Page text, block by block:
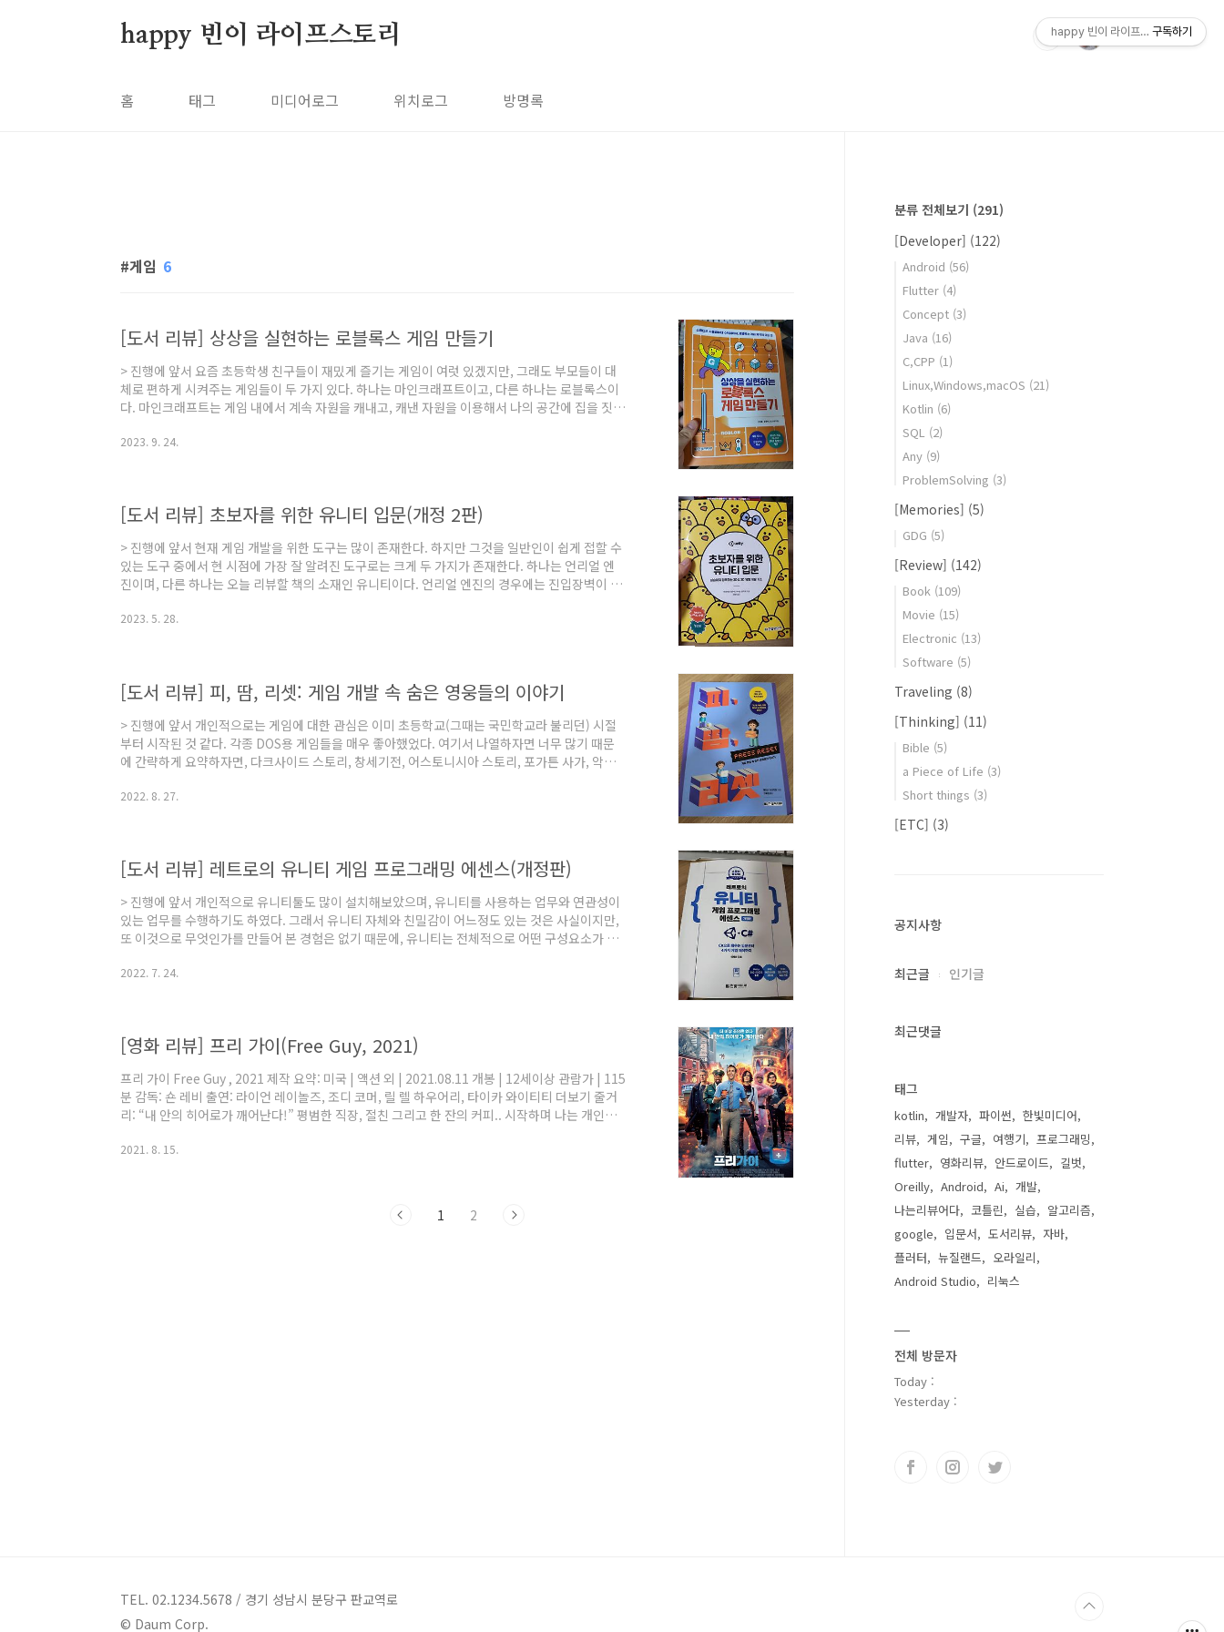
happy 빈이 라이프스토리
홈 태그 미디어로그 위치로그 방명록
게임 6
[도서 리뷰] 상상을 실현하는 로블록스 게임 만들기
> 진행에 앞서 요즘 초등학생 친구들이 재밌게 즐기는 게임이 여럿 있겠지만, 그래도 부모들이 대
체로 편하게 시켜주는 게임들이 두 가지 있다. 하나는 마인크래프트이고, 다른 하나는 로블록스이
다. 마인크래프트는 게임 내에서 계속 자원을 캐내고, 캐낸 자원을 이용해서 나의 공간에 집을 짓고
임 내에서 직접 블록을 쌓는 것이 주된 목적은 아니다. 외부에서 그러한 방식으로 각자의 게임을 만
2023. 9. 24.
[도서 리뷰] 초보자를 위한 유니티 입문(개정 2판)
> 진행에 앞서 현재 게임 개발을 위한 도구는 많이 존재한다. 하지만 그것을 일반인이 쉽게 접할 수
있는 도구 중에서 현 시점에 가장 잘 알려진 도구로는 크게 두 가지가 존재한다. 하나는 언리얼 엔
진이며, 다른 하나는 오늘 리뷰할 책의 소재인 유니티이다. 언리얼 엔진의 경우에는 진입장벽이 높
입장벽이 낮고 작은 스케일의 게임부터 다양하게 활용하기 좋은 도구이다. 그리고 사용하는 언어
2023. 5. 28.
[도서 리뷰] 피, 땀, 리셋: 게임 개발 속 숨은 영웅들의 이야기
> 진행에 앞서 개인적으로는 게임에 대한 관심은 이미 초등학교(그때는 국민학교라 불리던) 시절
부터 시작된 것 같다. 각종 DOS용 게임들을 매우 좋아했었다. 여기서 나열하자면 너무 많기 때문
에 간략하게 요약하자면, 다크사이드 스토리, 창세기전, 어스토니시아 스토리, 포가튼 사가, 악튜
그 수많은 게임을 접하면서, 특히 위의 게임 목록을 보면 아는 사람은 알겠지만 손노리 게임을 특히
2022. 8. 27.
[도서 리뷰] 레트로의 유니티 게임 프로그래밍 에센스(개정판)
> 진행에 앞서 개인적으로 유니티툴도 많이 설치해보았으며, 유니티를 사용하는 업무와 연관성이
있는 업무를 수행하기도 하였다. 그래서 유니티 자체와 친밀감이 어느정도 있는 것은 사실이지만,
또 이것으로 무엇인가를 만들어 본 경험은 없기 때문에, 유니티는 전체적으로 어떤 구성요소가 있
타버스의 시대가 점점 발전해가면서 유니티 또한 더욱 발전하고 있는 이 시대에 조금 더 깊게 알았
2022. 7. 24.
[영화 리뷰] 프리 가이(Free Guy, 2021)
프리 가이 Free Guy , 2021 제작 요약: 미국 | 액션 외 | 2021.08.11 개봉 | 12세이상 관람가 | 115
분 감독: 숀 레비 출연: 라이언 레이놀즈, 조디 코머, 릴 렐 하우어리, 타이카 와이티티 더보기 줄거
리: “내 안의 히어로가 깨어난다!” 평범한 직장, 절친 그리고 한 잔의 커피.. 시작하며 나는 개인적
를 즐겨보기도 한다. 바로 이 작품이 이 모든것을 만족하는 작품이다. 그래서 기대가 되었다. 이 영
2021. 8. 15.
1 2
분류 전체보기 (291)
[Developer] (122)
Android (56)
Flutter (4)
Concept (3)
Java (16)
C,CPP (1)
Linux,Windows,macOS (21)
Kotlin (6)
SQL (2)
Any (9)
ProblemSolving (3)
[Memories] (5)
GDG (5)
[Review] (142)
Book (109)
Movie (15)
Electronic (13)
Software (5)
Traveling (8)
[Thinking] (11)
Bible (5)
a Piece of Life (3)
Short things (3)
[ETC] (3)
공지사항
최근글 인기글
최근댓글
태그
kotlin 개발자 파이썬
한빛미디어
리뷰
게임 구글 여행기
프로그래밍
flutter
영화리뷰 안드로이드
길벗
Oreilly
Android Ai
개발
나는리뷰어다
코틀린 실습
알고리즘
google
입문서 도서리뷰
자바
플러터
뉴질랜드
오라일리
Android Studio
리눅스
전체 방문자
Today :
Yesterday :
TEL. 02.1234.5678 / 경기 성남시 분당구 판교역로
© Daum Corp.
happy 빈이 라이프스토리구독하기